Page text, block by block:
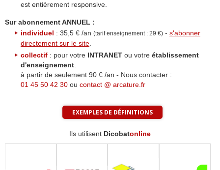
est entièrement responsive.
Sur abonnement ANNUEL :
individuel : 35,5 € /an (tarif enseignement : 29 €) - s'abonner
directement sur le site
collectif : pour votre INTRANET ou votre établissement
d'enseignement
à partir de seulement 90 € /an - Nous contacter :
01 45 50 42 30 ou contact @ arcature.fr
EXEMPLES DE DÉFINITIONS
Ils utilisent Dicobatonline